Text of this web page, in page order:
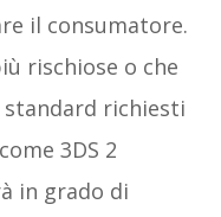
il consumatore.
rischiose o che
richiesti
3DS 2
in grado di